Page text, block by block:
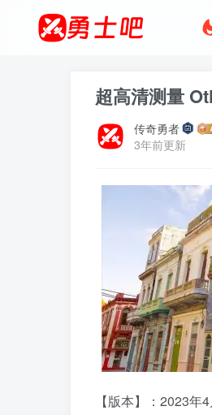
超高清测量
传奇勇者
3年前更新
【版本】：2023